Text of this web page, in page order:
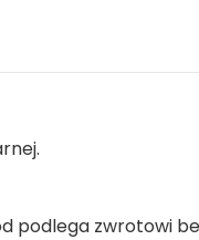
podlega zwrotowi